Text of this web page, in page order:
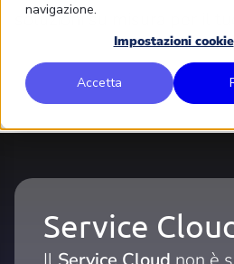
navigazione.
Impostazioni cookie
Accetta
soluzioni su misura per il
Service